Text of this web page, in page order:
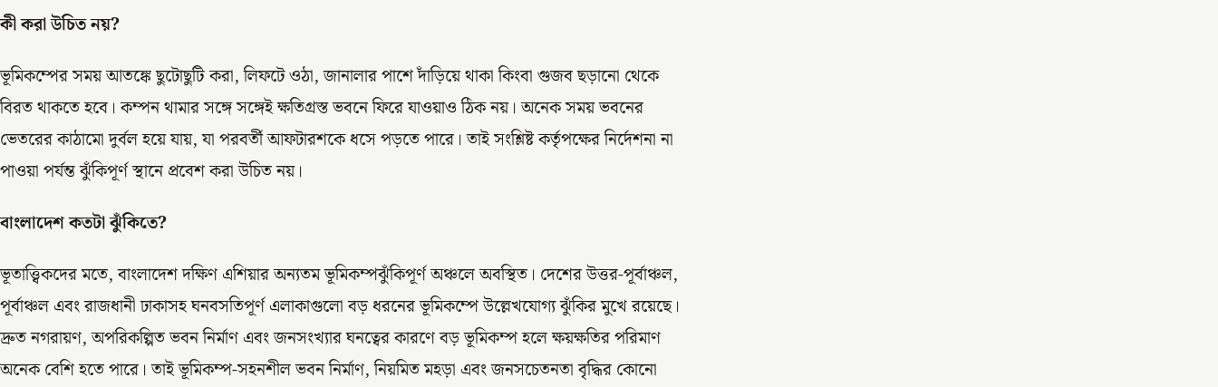
কী করা উচিত নয়?
ভূমিকম্পের সময় আতঙ্কে ছুটোছুটি করা, লিফটে ওঠা, জানালার পাশে দাঁড়িয়ে থাকা কিংবা গুজব ছড়ানো থেকে
বিরত থাকতে হবে। কম্পন থামার সঙ্গে সঙ্গেই ক্ষতিগ্রস্ত ভবনে ফিরে যাওয়াও ঠিক নয়। অনেক সময় ভবনের
ভেতরের কাঠামো দুর্বল হয়ে যায়, যা পরবর্তী আফটারশকে ধসে পড়তে পারে। তাই সংশ্লিষ্ট কর্তৃপক্ষের নির্দেশনা না
পাওয়া পর্যন্ত ঝুঁকিপূর্ণ স্থানে প্রবেশ করা উচিত নয়।
বাংলাদেশ কতটা ঝুঁকিতে?
ভূতাত্ত্বিকদের মতে, বাংলাদেশ দক্ষিণ এশিয়ার অন্যতম ভূমিকম্পঝুঁকিপূর্ণ অঞ্চলে অবস্থিত। দেশের উত্তর-পূর্বাঞ্চল,
পূর্বাঞ্চল এবং রাজধানী ঢাকাসহ ঘনবসতিপূর্ণ এলাকাগুলো বড় ধরনের ভূমিকম্পে উল্লেখযোগ্য ঝুঁকির মুখে রয়েছে।
দ্রুত নগরায়ণ, অপরিকল্পিত ভবন নির্মাণ এবং জনসংখ্যার ঘনত্বের কারণে বড় ভূমিকম্প হলে ক্ষয়ক্ষতির পরিমাণ
অনেক বেশি হতে পারে। তাই ভূমিকম্প-সহনশীল ভবন নির্মাণ, নিয়মিত মহড়া এবং জনসচেতনতা বৃদ্ধির কোনো